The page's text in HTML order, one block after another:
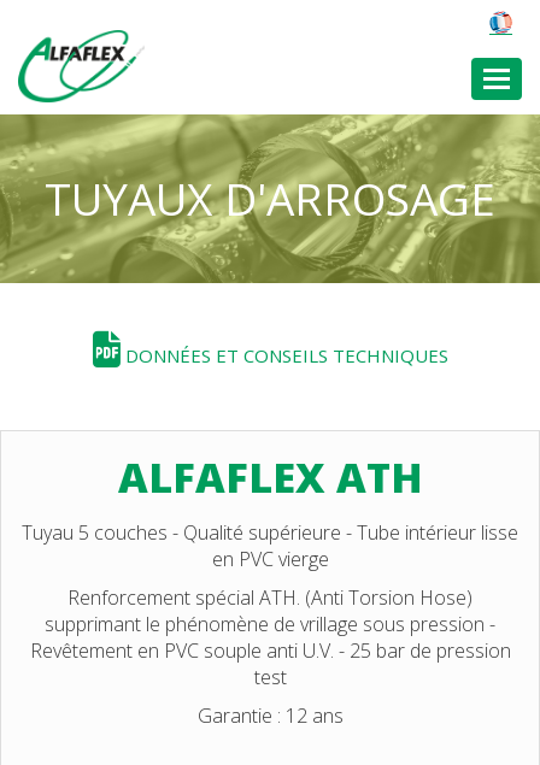
TUYAUX D'ARROSAGE
DONNÉES ET CONSEILS TECHNIQUES
ALFAFLEX ATH
Tuyau 5 couches - Qualité supérieure - Tube intérieur lisse
en PVC vierge
Renforcement spécial ATH. (Anti Torsion Hose)
supprimant le phénomène de vrillage sous pression -
Revêtement en PVC souple anti U.V. - 25 bar de pression
test
Garantie : 12 ans